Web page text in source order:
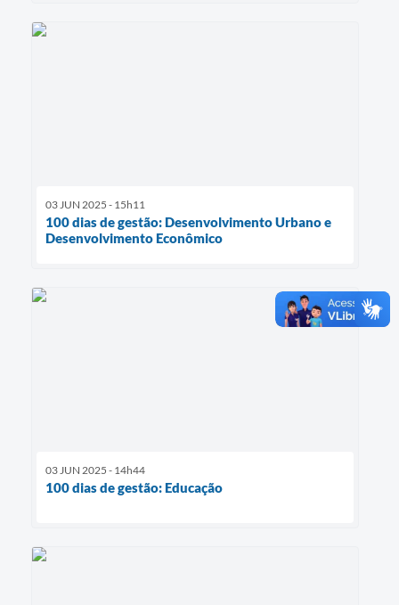
03 JUN 2025 - 15h11
100 dias de gestão: Desenvolvimento Urbano e
Desenvolvimento Econômico
03 JUN 2025 - 14h44
100 dias de gestão: Educação